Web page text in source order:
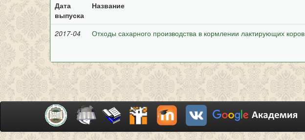
Дата
выпуска
Название
2017-04 Отходы сахарного производства в кормлении лактирующих коров